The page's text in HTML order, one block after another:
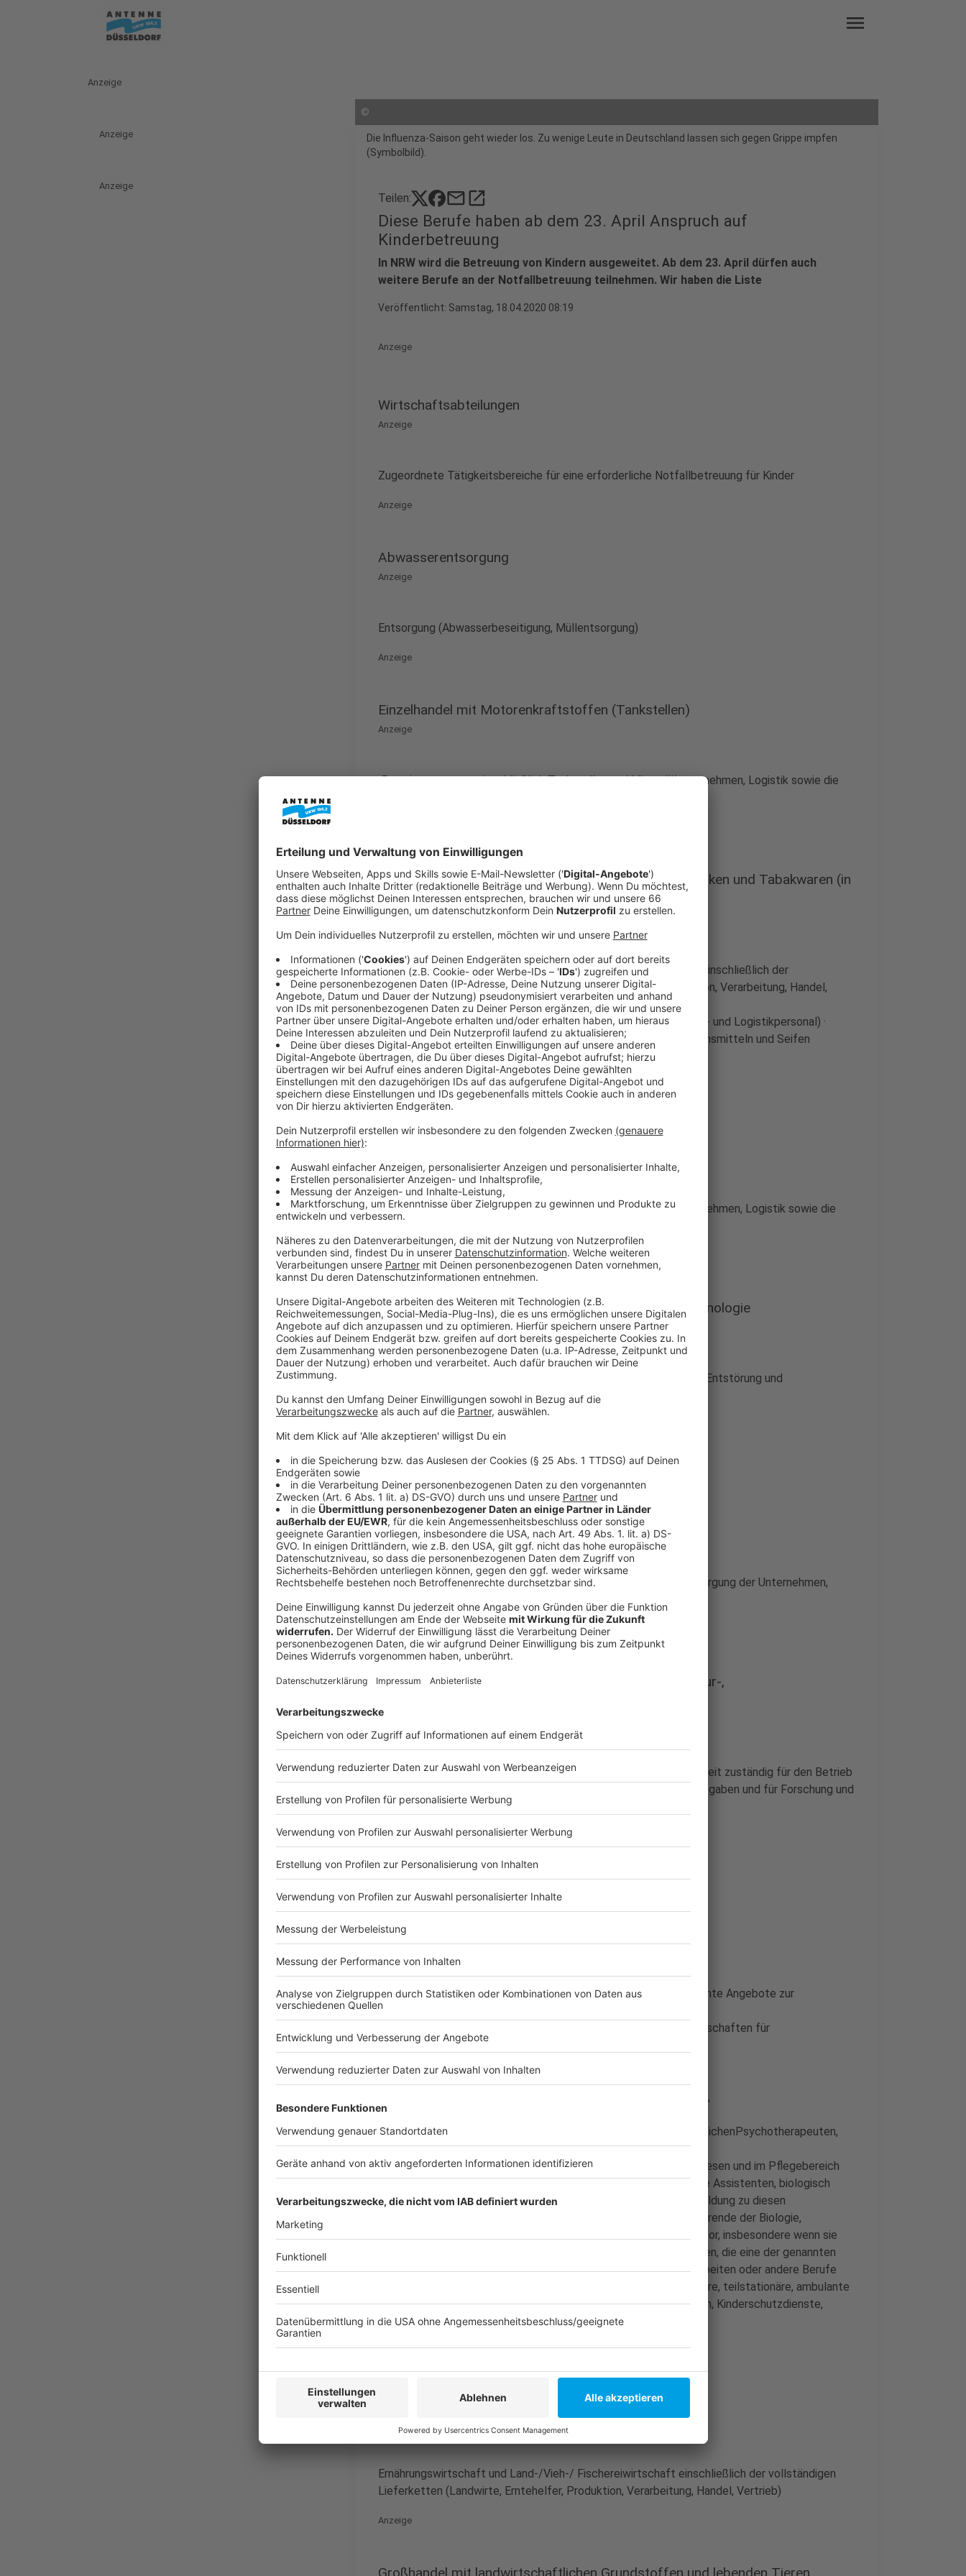
menu
Anzeige
Anzeige
Anzeige
©
Die Influenza-Saison geht wieder los. Zu wenige Leute in Deutschland lassen sich gegen Grippe impfen
(Symbolbild).
Teilen: mailopen_in_new
Diese Berufe haben ab dem 23. April Anspruch auf
Kinderbetreuung
In NRW wird die Betreuung von Kindern ausgeweitet. Ab dem 23. April dürfen auch
weitere Berufe an der Notfallbetreuung teilnehmen. Wir haben die Liste
Veröffentlicht: Samstag, 18.04.2020 08:19
Anzeige
Wirtschaftsabteilungen
Anzeige
Zugeordnete Tätigkeitsbereiche für eine erforderliche Notfallbetreuung für Kinder
Anzeige
Abwasserentsorgung
Anzeige
Entsorgung (Abwasserbeseitigung, Müllentsorgung)
Anzeige
Einzelhandel mit Motorenkraftstoffen (Tankstellen)
Anzeige
Energieversorgung einschließlich Tankstellen und Mineralölunternehmen, Logistik sowie die
Einzelhandel mit Nahrungs- und Genussmitteln, Getränken und Tabakwaren (in
Verkaufsräumen)
Anzeige
Ernährungswirtschaft und Land-/Vieh-/ Fischereiwirtschaft einschließlich der
vollständigen Lieferketten (Landwirte, Erntehelfer, Produktion, Verarbeitung, Handel,
Vertrieb)
Lebensmitteleinzelhandel und -großhandel (Verkaufs-, Lager- und Logistikpersonal) ·
Herstellung und Vertrieb von Hygieneprodukten, Desinfektionsmitteln und Seifen
Drogerien (Verkaufs-, Lager- und Logistikpersonal)
Anzeige
Energieversorgung
Energieversorgung einschließlich Tankstellen und Mineralölunternehmen, Logistik sowie die
Anzeige
Erbringung von Dienstleistungen der Informationstechnologie
Anzeige
sicherheitsrelevante IT-Infrastruktur (insb. Einrichtungen zur Entstörung und
Aufrechterhaltung der Netze)
Informationstechnikzentrum Bund (ITZBund)
Software (systemrelevante Hersteller, Dienstleister)
Anzeige
Erbringung von Finanzdienstleistungen
Anzeige
Banken und Sparkassen (Bargeldversorgung, -logistik, Kreditversorgung der Unternehmen,
Geldautomatensysteme) und Steuerberater
Anzeige
Forschung und Entwicklung im Bereich Natur-, Ingenieur-,
Hochschulen und sonstige wissenschaftlichen Einrichtungen, soweit zuständig für den Betrieb
von sicherheitsrelevanten Einrichtungen oder unverzichtbaren Aufgaben und für Forschung und
Entwicklung zu der jeweiligen Krisenlage
Anzeige
Gesundheitswesen
Krankenhäuser und medizinische Fakultäten
Pflegeeinrichtungen
Pflegeheime, Pflegedienste, Betreuungsdienste und anerkannte Angebote zur
Angebote des Servicewohnens sowie betreute Wohngemeinschaften für
pflegebedürftige und Menschen mit Behinderung
Hospize -Rettungsdienste
Hebammen, Praxen von Gesundheitsfachberufen, Arztpraxen,
Psychologische Psychotherapeuten und Kinder- und JugendlichenPsychotherapeuten,
Psychosoziale Notfallversorgung
Tätigkeiten von Personen, die zur Stärkung im Gesundheitswesen und im Pflegebereich
aktiviert oder reaktiviert werden (z. B. medizinisch technische Assistenten, biologisch
technische Assistenten sowie Personen, die sich in der Ausbildung zu diesen
Berufsabschlüssen befinden und fortgeschritten sind; Studierende der Biologie,
Biochemie, Biophysik, Veterinärmedizin und Chemie ab Bachelor, insbesondere wenn sie
molekulare Schwerpunkte belegt haben; ebenso von Personen, die eine der genannten
Fachrichtungen studiert haben und jetzt wissenschaftlich arbeiten oder andere Berufe
ausüben (z.B. in der Pharma- oder Biotechindustrie) · Stationäre, teilstationäre, ambulante
erzieherische Hilfen, Frühe Hilfen, Inobhutnahmeeinrichtungen, Kinderschutzdienste,
betreute Wohnformen der Kinder und Jugendhilfe
Anzeige
Getränkeherstellung
Ernährungswirtschaft und Land-/Vieh-/ Fischereiwirtschaft einschließlich der vollständigen
Lieferketten (Landwirte, Erntehelfer, Produktion, Verarbeitung, Handel, Vertrieb)
Anzeige